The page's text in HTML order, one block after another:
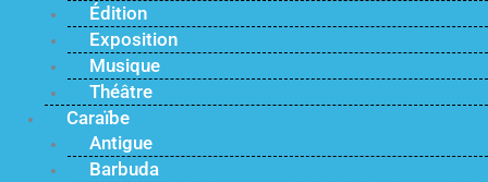
Édition
Exposition
Musique
Théâtre
Caraïbe
Antigue
Barbuda